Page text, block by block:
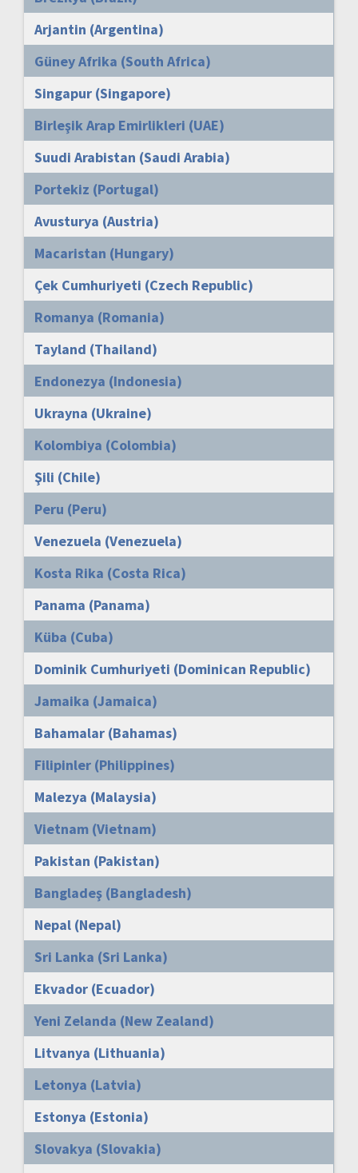
Arjantin (Argentina)
Güney Afrika (South Africa)
Singapur (Singapore)
Birleşik Arap Emirlikleri (UAE)
Suudi Arabistan (Saudi Arabia)
Portekiz (Portugal)
Avusturya (Austria)
Macaristan (Hungary)
Çek Cumhuriyeti (Czech Republic)
Romanya (Romania)
Tayland (Thailand)
Endonezya (Indonesia)
Ukrayna (Ukraine)
Kolombiya (Colombia)
Şili (Chile)
Peru (Peru)
Venezuela (Venezuela)
Kosta Rika (Costa Rica)
Panama (Panama)
Küba (Cuba)
Dominik Cumhuriyeti (Dominican Republic)
Jamaika (Jamaica)
Bahamalar (Bahamas)
Filipinler (Philippines)
Malezya (Malaysia)
Vietnam (Vietnam)
Pakistan (Pakistan)
Bangladeş (Bangladesh)
Nepal (Nepal)
Sri Lanka (Sri Lanka)
Ekvador (Ecuador)
Yeni Zelanda (New Zealand)
Litvanya (Lithuania)
Letonya (Latvia)
Estonya (Estonia)
Slovakya (Slovakia)